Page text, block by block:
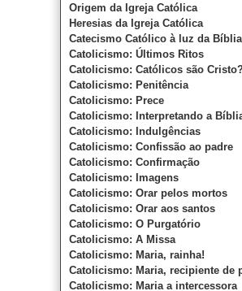
Origem da Igreja Católica
Heresias da Igreja Católica
Catecismo Católico à luz da Bíblia
Catolicismo: Últimos Ritos
Catolicismo: Católicos são
Catolicismo: Penitência
Catolicismo: Prece
Catolicismo: Interpretando a
Catolicismo: Indulgências
Catolicismo: Confissão ao padre
Catolicismo: Confirmação
Catolicismo: Imagens
Catolicismo: Orar pelos mortos
Catolicismo: Orar aos santos
Catolicismo: O Purgatório
Catolicismo: A Missa
Catolicismo: Maria, rainha!
Catolicismo: Maria, recipiente de
Catolicismo: Maria a intercessora